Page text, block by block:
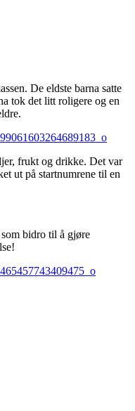
De eldste barna satte
tok det litt roligere og en
frukt og drikke. Det var
ut på startnumrene til en
bidro til å gjøre